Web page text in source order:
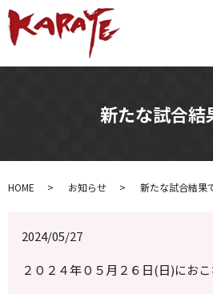
新たな試合結
HOME お知らせ 新たな試合結果
2024/05/27
２０２４年０５月２６日(日)におこ